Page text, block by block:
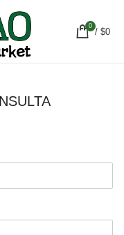
0
/ $0